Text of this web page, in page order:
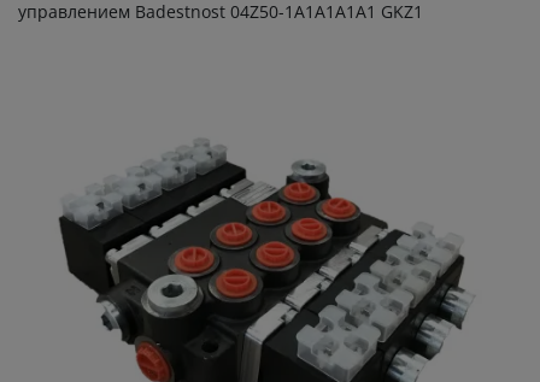
управлением Badestnost 04Z50-1А1А1А1А1 GKZ1